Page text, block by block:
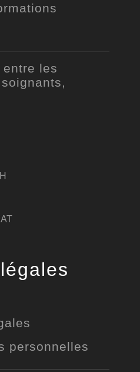
les
personnelles